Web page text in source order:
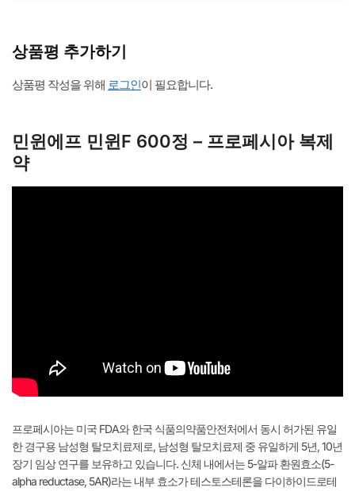
상품평 추가하기
상품평 작성을 위해 로그인이 필요합니다.
민윈에프 민윈F 600정​​ – 프로페시아 복제
약
프로페시아는 미국 FDA와 한국 식품의약품안전처에서 동시 허가된 유일
한 경구용 남성형 탈모치료제로, 남성형 탈모치료제 중 유일하게 5년, 10년
장기 임상 연구를 보유하고 있습니다. 신체 내에서는 5-알파 환원효소(5-
alpha reductase, 5AR)라는 내부 효소가 테스토스테론을 다이하이드로테